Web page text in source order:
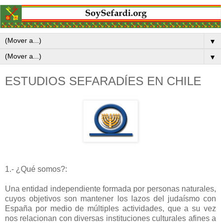
▼
▼
ESTUDIOS SEFARADÍES EN CHILE
1.- ¿Qué somos?:
Una entidad independiente formada por personas naturales,
cuyos objetivos son mantener los lazos del judaísmo con
España por medio de múltiples actividades, que a su vez
nos relacionan con diversas instituciones culturales afines a